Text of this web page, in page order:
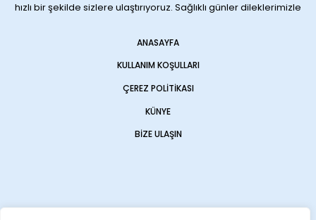
hızlı bir şekilde sizlere ulaştırıyoruz. Sağlıklı günler dileklerimizle
ANASAYFA
KULLANIM KOŞULLARI
ÇEREZ POLITIKASI
KÜNYE
BIZE ULAŞIN